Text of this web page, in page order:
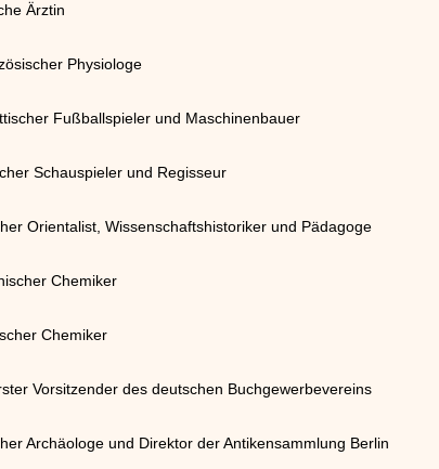
Ärztin
Physiologe
Fußballspieler und Maschinenbauer
Schauspieler und Regisseur
Orientalist, Wissenschaftshistoriker und Pädagoge
Chemiker
Chemiker
Vorsitzender des deutschen Buchgewerbevereins
Archäologe und Direktor der Antikensammlung Berlin